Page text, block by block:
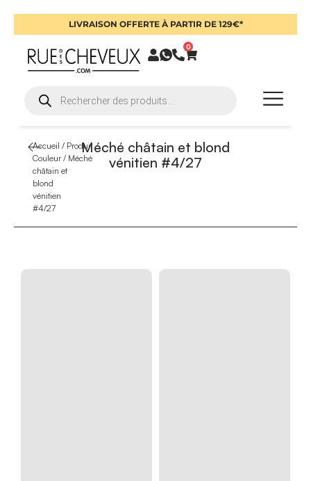
LIVRAISON OFFERTE À PARTIR DE 129€*
0
Accueil / Produit
Couleur / Méché
châtain et
blond
vénitien
#4/27
Méché châtain et blond
vénitien #4/27